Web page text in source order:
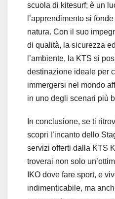
scuola di kitesurf; è un
l’apprendimento si
natura. Con il suo
di qualità, la sicurezza
l’ambiente, la KTS si
destinazione ideale per
immergersi nel mondo
in uno degli scenari più
In conclusione, se ti
scopri l’incanto dello
servizi offerti dalla KTS
troverai non solo
IKO dove fare sport, e
indimenticabile, ma